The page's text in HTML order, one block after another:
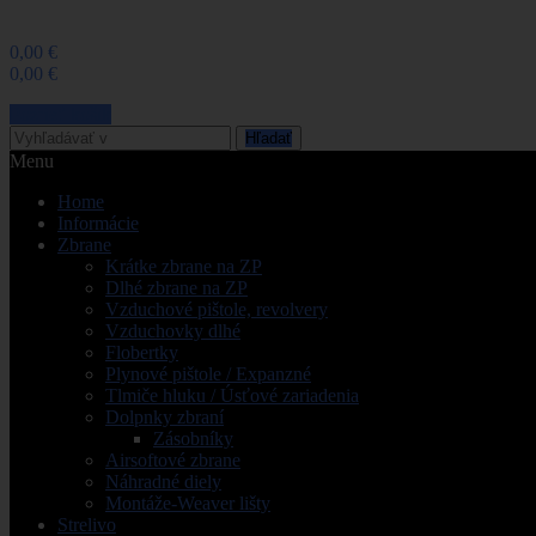
0,00 €
0,00 €
Hľadať
Menu
Home
Informácie
Zbrane
Krátke zbrane na ZP
Dlhé zbrane na ZP
Vzduchové pištole, revolvery
Vzduchovky dlhé
Flobertky
Plynové pištole / Expanzné
Tlmiče hluku / Úsťové zariadenia
Dolpnky zbraní
Zásobníky
Airsoftové zbrane
Náhradné diely
Montáže-Weaver lišty
Strelivo